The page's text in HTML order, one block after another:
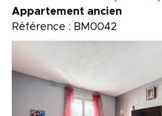
Appartement ancien
Référence : BM0042